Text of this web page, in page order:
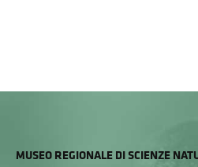
MUSEO REGIONALE DI SCIENZE